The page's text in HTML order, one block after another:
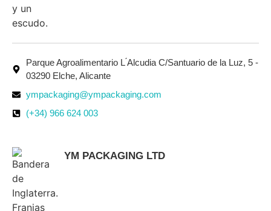
Parque Agroalimentario L ́Alcudia C/Santuario de la Luz, 5 -
03290 Elche, Alicante
ympackaging@ympackaging.com
(+34) 966 624 003
YM PACKAGING LTD